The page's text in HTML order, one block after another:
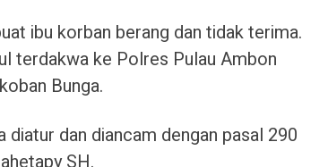
ibu korban berang dan tidak terima.
terdakwa ke Polres Pulau Ambon
Bunga.
diatur dan diancam dengan pasal 290